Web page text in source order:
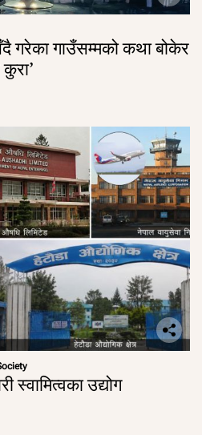
गरेका गाउँसम्मको कथा बोकेर
स्वामित्वका उद्योग